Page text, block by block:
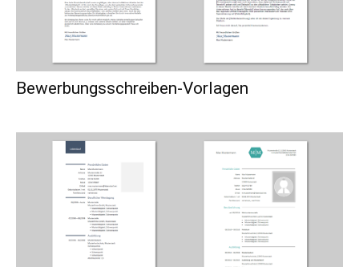
Bewerbungsschreiben-Vorlagen